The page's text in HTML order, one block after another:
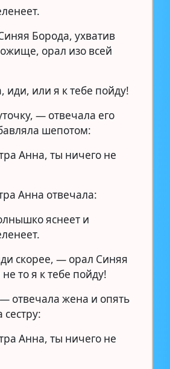
Борода, ухватив
орал изо всей
или я к тебе пойду!
— отвечала его
шепотом:
Анна, ты ничего не
Анна отвечала:
яснеет и
скорее, — орал Синяя
то я к тебе пойду!
отвечала жена и опять
Анна, ты ничего не